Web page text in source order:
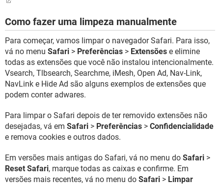
Como fazer uma limpeza manualmente
Para começar, vamos limpar o navegador Safari. Para isso,
vá no menu Safari > Preferências > Extensões e elimine
todas as extensões que você não instalou intencionalmente.
Vsearch, Tlbsearch, Searchme, iMesh, Open Ad, Nav-Link,
NavLink e Hide Ad são alguns exemplos de extensões que
podem conter adwares.
Para limpar o Safari depois de ter removido extensões não
desejadas, vá em Safari > Preferências > Confidencialidade
e remova cookies e outros dados.
Em versões mais antigas do Safari, vá no menu do Safari >
Reset Safari, marque todas as caixas e confirme. Em
versões mais recentes, vá no menu do Safari > Limpar